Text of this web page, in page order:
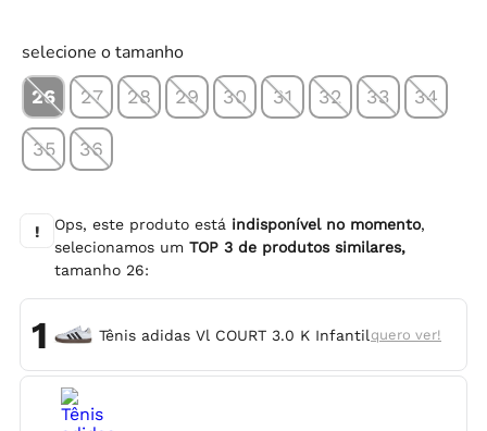
selecione o tamanho
26 27 28 29 30 31 32 33 34
35 36
! Ops, este produto está indisponível no momento,
selecionamos umTOP3 de produtos similares,
tamanho 26:
1 Tênis adidas Vl COURT 3.0 K Infantil quero ver!